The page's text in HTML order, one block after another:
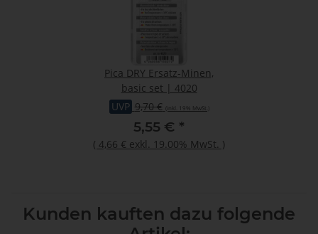
Pica DRY Ersatz-Minen,
basic set | 4020
UVP 9,70 € (inkl. 19% MwSt.)
5,55 € *
( 4,66 € exkl. 19.00% MwSt. )
Kunden kauften dazu folgende